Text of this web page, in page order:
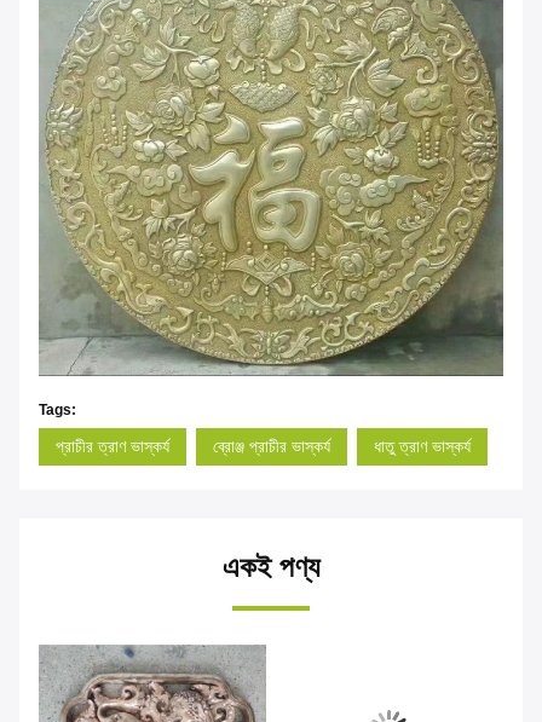
Tags:
প্রাচীর ত্রাণ ভাস্কর্য ব্রোঞ্জ প্রাচীর ভাস্কর্য ধাতু ত্রাণ ভাস্কর্য
একই পণ্য